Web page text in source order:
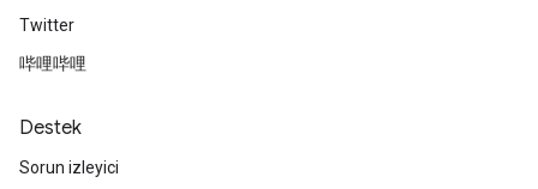
Twitter
哔哩哔哩
Destek
Sorun izleyici